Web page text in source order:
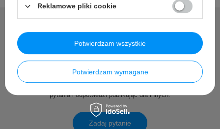
Potrzebujesz pomocy? Masz
pytania?
pytania i odpowiedzi publikując dla innych.
Zadaj pytanie
Reklamowe pliki cookie
Potwierdzam wymagane
Potwierdzam wszystkie